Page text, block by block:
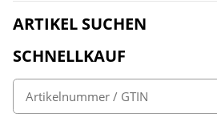
ARTIKEL SUCHEN
SCHNELLKAUF